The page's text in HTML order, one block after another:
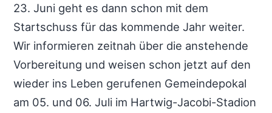
23. Juni geht es dann schon mit dem
Startschuss für das kommende Jahr weiter.
Wir informieren zeitnah über die anstehende
Vorbereitung und weisen schon jetzt auf den
wieder ins Leben gerufenen Gemeindepokal
am 05. und 06. Juli im Hartwig-Jacobi-Stadion